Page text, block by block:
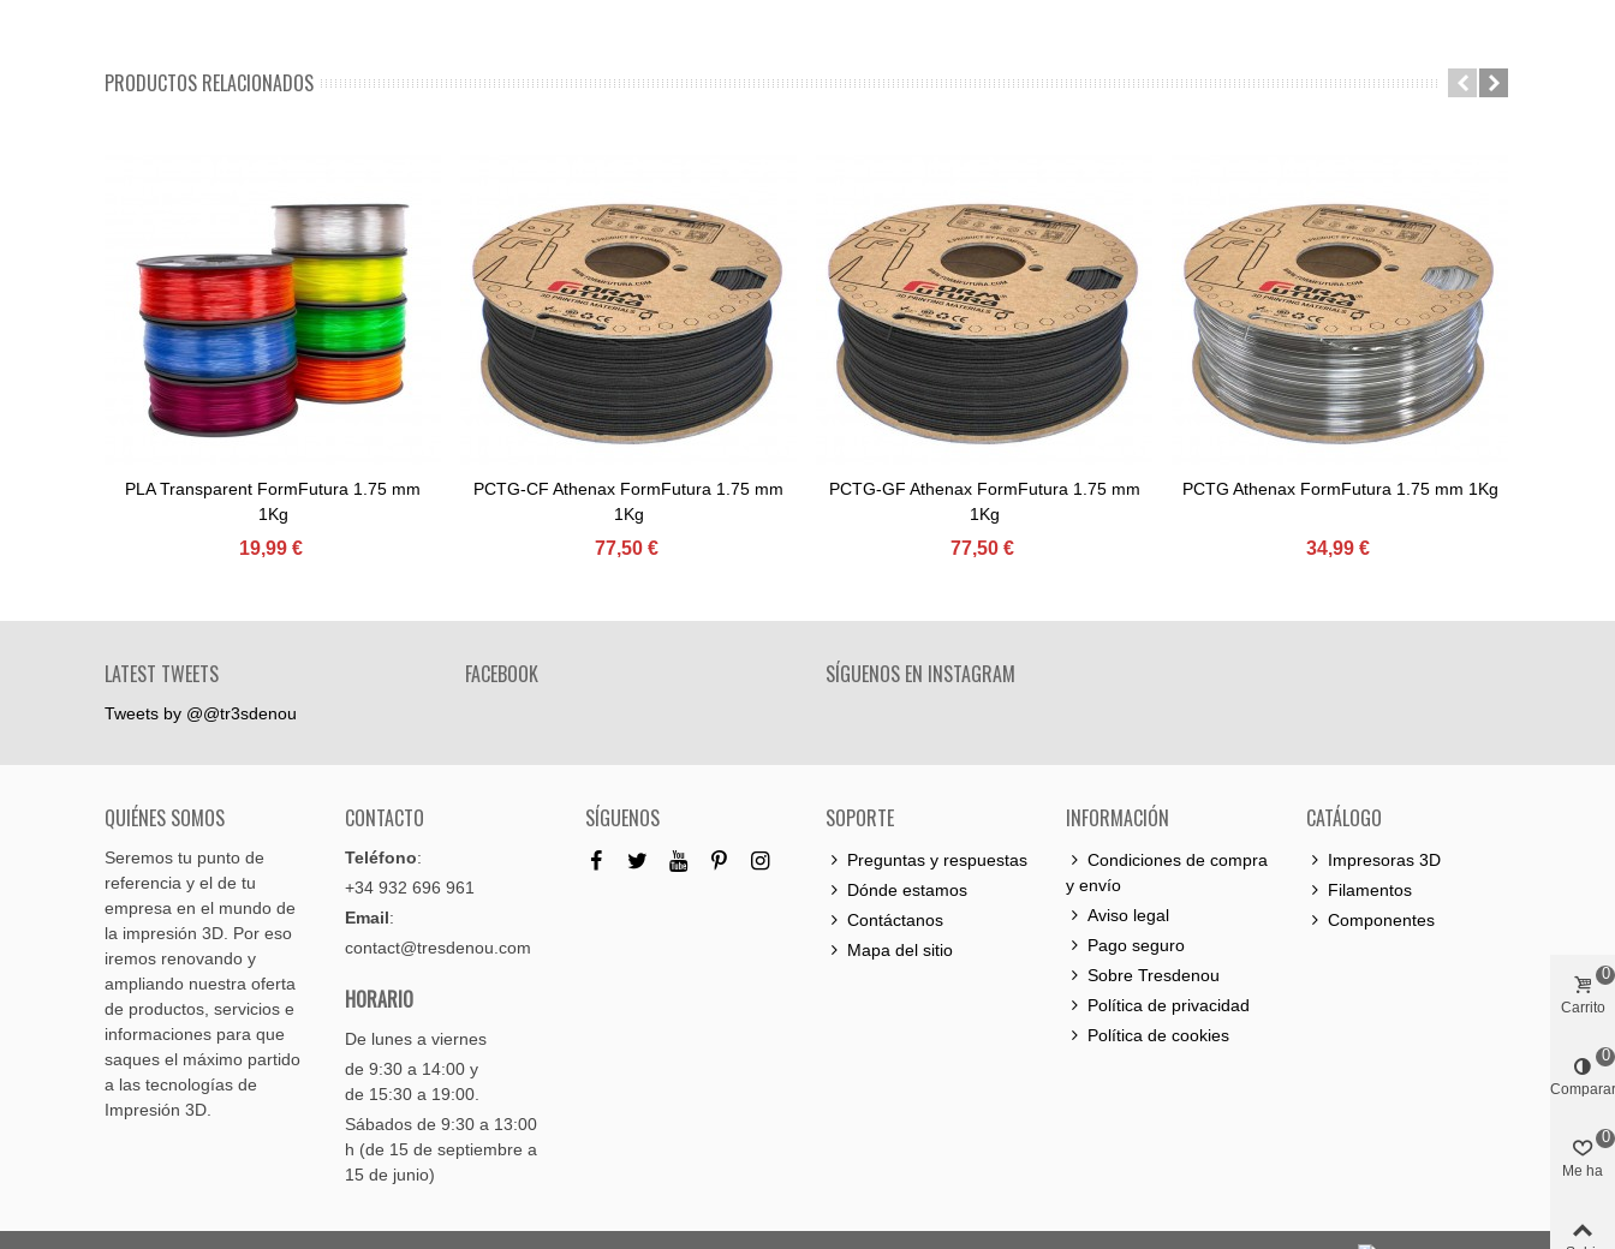
PRODUCTOS RELACIONADOS
Comprar
PLA Transparent FormFutura 1.75 mm
1Kg
19,99 €
Comprar
PCTG-CF Athenax FormFutura 1.75 mm
1Kg
77,50 €
Comprar
PCTG-GF Athenax FormFutura 1.75 mm
1Kg
77,50 €
Comprar
PCTG Athenax FormFutura 1.75 mm 1Kg
34,99 €
LATEST TWEETS
Tweets by @@tr3sdenou
FACEBOOK SÍGUENOS EN INSTAGRAM
QUIÉNES SOMOS
Seremos tu punto de
referencia y el de tu
empresa en el mundo de
la impresión 3D. Por eso
iremos renovando y
ampliando nuestra oferta
de productos, servicios e
informaciones para que
saques el máximo partido
a las tecnologías de
Impresión 3D.
CONTACTO
Teléfono:
+34 932 696 961
Email:
contact@tresdenou.com
HORARIO
De lunes a viernes
de 9:30 a 14:00 y
de 15:30 a 19:00.
Sábados de 9:30 a 13:00
h (de 15 de septiembre a
15 de junio)
SÍGUENOS SOPORTE
Preguntas y respuestas
Dónde estamos
Contáctanos
Mapa del sitio
INFORMACIÓN
Condiciones de compra
y envío
Aviso legal
Pago seguro
Sobre Tresdenou
Política de privacidad
Política de cookies
CATÁLOGO
Impresoras 3D
Filamentos
Componentes
Carrito
0
Comparar
0
Me ha
0